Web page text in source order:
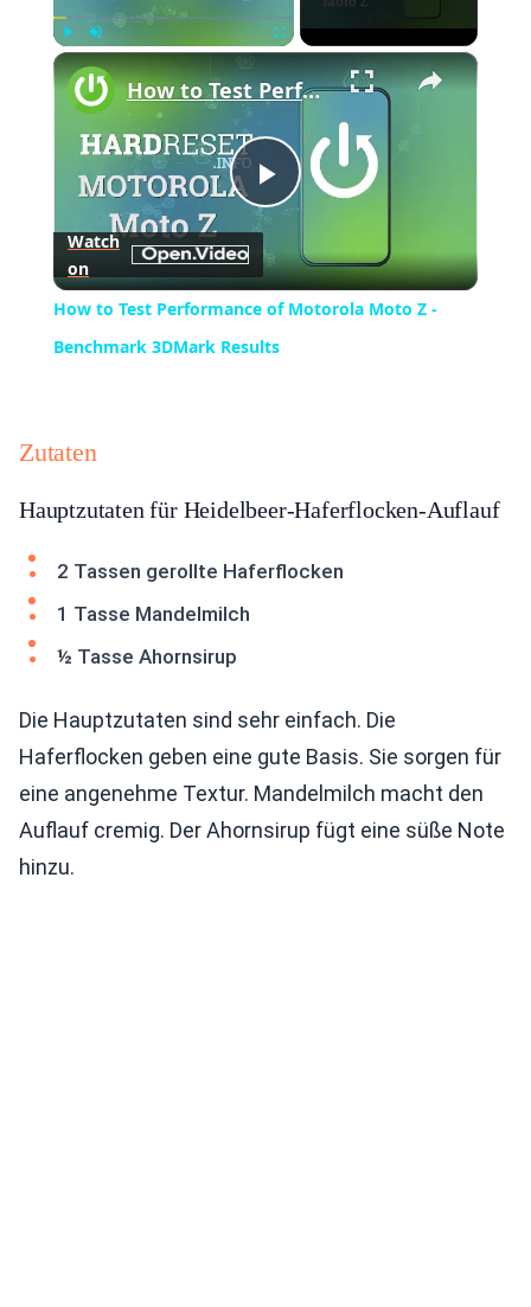
×
Play
Video
How to Test Performance of Motorola Moto Z - Benchmark 3DMark Results
Watch
on
How to Test Performance of Motorola Moto Z -
Benchmark 3DMark Results
Zutaten
Hauptzutaten für Heidelbeer-Haferflocken-Auflauf
2 Tassen gerollte Haferflocken
1 Tasse Mandelmilch
½ Tasse Ahornsirup
Die Hauptzutaten sind sehr einfach. Die
Haferflocken geben eine gute Basis. Sie sorgen für
eine angenehme Textur. Mandelmilch macht den
Auflauf cremig. Der Ahornsirup fügt eine süße Note
hinzu.